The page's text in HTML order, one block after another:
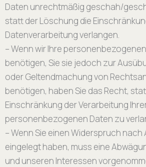
Daten unrechtmäßig geschah/
statt der Löschung die
Datenverarbeitung verlangen.
– Wenn wir Ihre
benötigen, Sie sie jedoch zur
oder Geltendmachung von
benötigen, haben Sie das Recht,
Einschränkung der Verarbeitung
personenbezogenen Daten zu
– Wenn Sie einen Widerspruch nach
eingelegt haben, muss eine
und unseren Interessen